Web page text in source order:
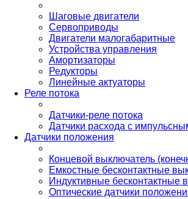
Шаговые двигатели
Сервоприводы
Двигатели малогабаритные
Устройства управления
Амортизаторы
Редукторы
Линейные актуаторы
Реле потока
Датчики-реле потока
Датчики расхода с
Датчики положения
Концевой выключатель
Емкостные бесконтактные
Индуктивные бесконтактные
Оптические датчики